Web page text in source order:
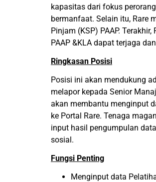
kapasitas dari fokus
bermanfaat. Selain itu, Rare
Pinjam (KSP) PAAP.
PAAP &KLA dapat terjaga
Ringkasan Posisi
Posisi ini akan mendukung
melapor kepada Senior
akan membantu menginput
ke Portal Rare. Tenaga
input hasil pengumpulan
sosial.
Fungsi Penting
Menginput data